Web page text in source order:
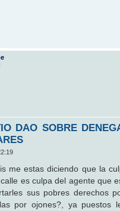
DAO SOBRE
me estas diciendo que la
es culpa del agente que
sus pobres derechos
por ojones?, ya puestos